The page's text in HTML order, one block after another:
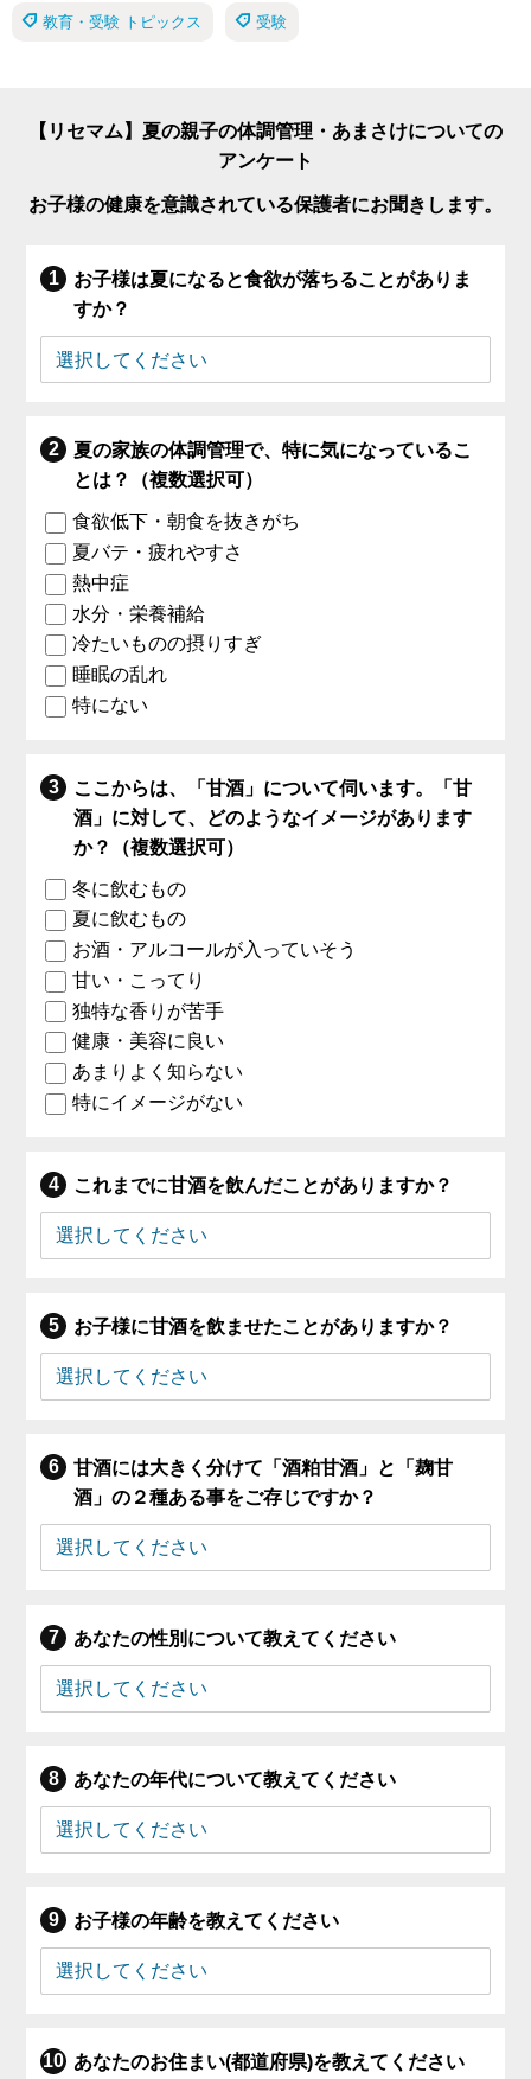
教育・受験 トピックス 受験
【リセマム】夏の親子の体調管理・あまさけについての
アンケート
お子様の健康を意識されている保護者にお聞きします。
お子様は夏になると食欲が落ちることがありま
すか？
夏の家族の体調管理で、特に気になっているこ
とは？（複数選択可）
食欲低下・朝食を抜きがち
夏バテ・疲れやすさ
熱中症
水分・栄養補給
冷たいものの摂りすぎ
睡眠の乱れ
特にない
ここからは、「甘酒」について伺います。「甘
酒」に対して、どのようなイメージがあります
か？（複数選択可）
冬に飲むもの
夏に飲むもの
お酒・アルコールが入っていそう
甘い・こってり
独特な香りが苦手
健康・美容に良い
あまりよく知らない
特にイメージがない
これまでに甘酒を飲んだことがありますか？
お子様に甘酒を飲ませたことがありますか？
甘酒には大きく分けて「酒粕甘酒」と「麹甘
酒」の２種ある事をご存じですか？
あなたの性別について教えてください
あなたの年代について教えてください
お子様の年齢を教えてください
あなたのお住まい(都道府県)を教えてください